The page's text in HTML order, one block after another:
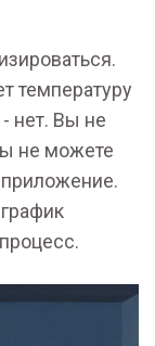
температуру
нет. Вы не
не можете